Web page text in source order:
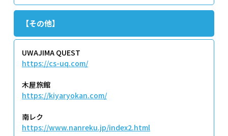
【その他】
UWAJIMA QUEST
https://cs-uq.com/
木屋旅館
https://kiyaryokan.com/
南レク
https://www.nanreku.jp/index2.html